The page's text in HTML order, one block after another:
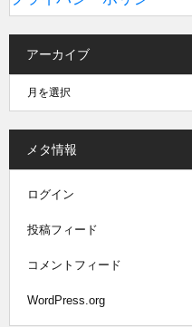
アーカイブ
メタ情報
ログイン
投稿フィード
コメントフィード
WordPress.org